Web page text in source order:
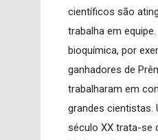
científicos são
trabalha em
bioquímica, por
ganhadores de
trabalharam em
grandes cientistas.
século XX trata-se